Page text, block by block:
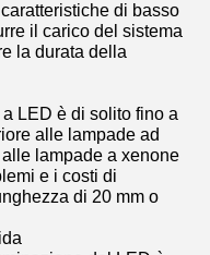
di basso
il carico del sistema
la durata della
LED è di solito fino a
alle lampade ad
lampade a xenone
e i costi di
di 20 mm o